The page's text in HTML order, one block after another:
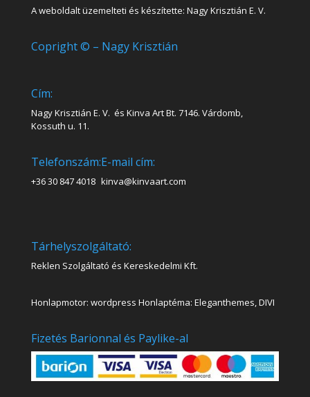
A weboldalt üzemelteti és készítette: Nagy Krisztián E. V.
Copright © – Nagy Krisztián
Cím:
Nagy Krisztián E. V. és Kinva Art Bt. 7146. Várdomb,
Kossuth u. 11.
Telefonszám:
+36 30 847 4018
E-mail cím:
kinva@kinvaart.com
Tárhelyszolgáltató:
Reklen Szolgáltató és Kereskedelmi Kft.
Honlapmotor: wordpress Honlaptéma: Eleganthemes, DIVI
Fizetés Barionnal és Paylike-al